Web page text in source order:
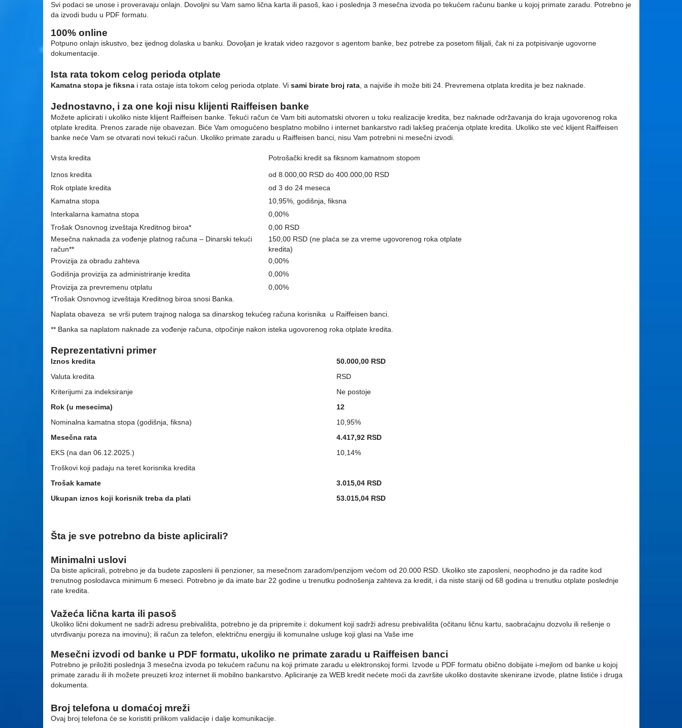
Svi podaci se unose i proveravaju onlajn. Dovoljni su Vam samo lična karta ili pasoš, kao i poslednja 3 mesečna izvoda po tekućem računu banke u kojoj primate zaradu. Potrebno je
da izvodi budu u PDF formatu.
100% online
Potpuno onlajn iskustvo, bez ijednog dolaska u banku. Dovoljan je kratak video razgovor s agentom banke, bez potrebe za posetom filijali, čak ni za potpisivanje ugovorne
dokumentacije.
Ista rata tokom celog perioda otplate
Kamatna stopa je fiksnai rata ostaje ista tokom celog perioda otplate. Vi sami birate broj rata, a najviše ih može biti 24. Prevremena otplata kredita je bez naknade.
Jednostavno, i za one koji nisu klijenti Raiffeisen banke
Možete aplicirati i ukoliko niste klijent Raiffeisen banke. Tekući račun će Vam biti automatski otvoren u toku realizacije kredita, bez naknade održavanja do kraja ugovorenog roka
otplate kredita. Prenos zarade nije obavezan. Biće Vam omogućeno besplatno mobilno i internet bankarstvo radi lakšeg praćenja otplate kredita. Ukoliko ste već klijent Raiffeisen
banke neće Vam se otvarati novi tekući račun. Ukoliko primate zaradu u Raiffeisen banci, nisu Vam potrebni ni mesečni izvodi.
Vrsta kredita Potrošački kredit sa fiksnom kamatnom stopom
Iznos kredita
od 8.000,00 RSD do 400.000,00 RSD
Rok otplate kredita
od 3 do 24 meseca
Kamatna stopa
10,95%, godišnja, fiksna
Interkalarna kamatna stopa
0,00%
Trošak Osnovnog izveštaja Kreditnog biroa*
0,00 RSD
Mesečna naknada za vođenje platnog računa – Dinarski tekući
račun**
150,00 RSD (ne plaća se za vreme ugovorenog roka otplate
kredita)
Provizija za obradu zahteva
0,00%
Godišnja provizija za administriranje kredita
0,00%
Provizija za prevremenu otplatu
0,00%
*Trošak Osnovnog izveštaja Kreditnog biroa snosi Banka.
Naplata obaveza se vrši putem trajnog naloga sa dinarskog tekućeg računa korisnika u Raiffeisen banci.
** Banka sa naplatom naknade za vođenje računa, otpočinje nakon isteka ugovorenog roka otplate kredita.
Reprezentativni primer
Iznos kredita
50.000,00 RSD
Valuta kredita
RSD
Kriterijumi za indeksiranje
Ne postoje
Rok (u mesecima)
12
Nominalna kamatna stopa (godišnja, fiksna)
10,95%
Mesečna rata
4.417,92 RSD
EKS (na dan 06.12.2025.)
10,14%
Troškovi koji padaju na teret korisnika kredita
Trošak kamate
3.015,04 RSD
Ukupan iznos koji korisnik treba da plati
53.015,04 RSD
Šta je sve potrebno da biste aplicirali?
Minimalni uslovi
Da biste aplicirali, potrebno je da budete zaposleni ili penzioner, sa mesečnom zaradom/penzijom većom od 20.000 RSD. Ukoliko ste zaposleni, neophodno je da radite kod
trenutnog poslodavca minimum 6 meseci. Potrebno je da imate bar 22 godine u trenutku podnošenja zahteva za kredit, i da niste stariji od 68 godina u trenutku otplate poslednje
rate kredita.
Važeća lična karta ili pasoš
Ukoliko lični dokument ne sadrži adresu prebivališta, potrebno je da pripremite i: dokument koji sadrži adresu prebivališta (očitanu ličnu kartu, saobraćajnu dozvolu ili rešenje o
utvrđivanju poreza na imovinu); ili račun za telefon, električnu energiju ili komunalne usluge koji glasi na Vaše ime
Mesečni izvodi od banke u PDF formatu, ukoliko ne primate zaradu u Raiffeisen banci
Potrebno je priložiti poslednja 3 mesečna izvoda po tekućem računu na koji primate zaradu u elektronskoj formi. Izvode u PDF formatu obično dobijate i-mejlom od banke u kojoj
primate zaradu ili ih možete preuzeti kroz internet ili mobilno bankarstvo. Apliciranje za WEB kredit nećete moći da završite ukoliko dostavite skenirane izvode, platne listiće i druga
dokumenta.
Broj telefona u domaćoj mreži
Ovaj broj telefona će se koristiti prilikom validacije i dalje komunikacije.